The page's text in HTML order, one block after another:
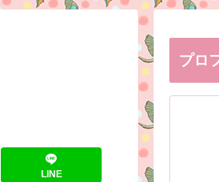
LINE
プロ